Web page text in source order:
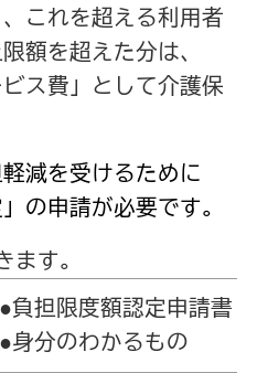
これを超える利用者
額を超えた分は、
ス費」として介護保
減を受けるために
の申請が必要です。
ます。
●負担限度額認定申請書
●身分のわかるもの （